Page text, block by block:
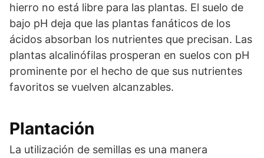
hierro no está libre para las plantas. El suelo de
bajo pH deja que las plantas fanáticos de los
ácidos absorban los nutrientes que precisan. Las
plantas alcalinófilas prosperan en suelos con pH
prominente por el hecho de que sus nutrientes
favoritos se vuelven alcanzables.
Plantación
La utilización de semillas es una manera